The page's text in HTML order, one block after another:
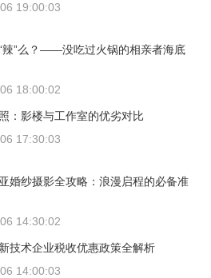
19:00:03
辣”么？——没吃过火锅的相亲者海底
18:00:02
：影楼与工作室的优劣对比
17:30:03
婚纱摄影全攻略：浪漫启程的必备准
14:30:02
技术企业税收优惠政策全解析
14:00:03